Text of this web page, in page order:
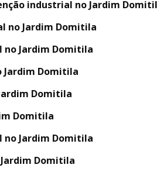
industrial no Jardim
no Jardim Domitila
no Jardim Domitila
Domitila
Domitila
Domitila
Jardim Domitila
Domitila